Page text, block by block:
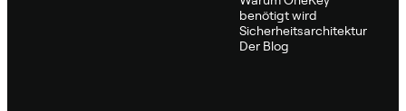
benötigt wird
Sicherheitsarchitektur
Der Blog